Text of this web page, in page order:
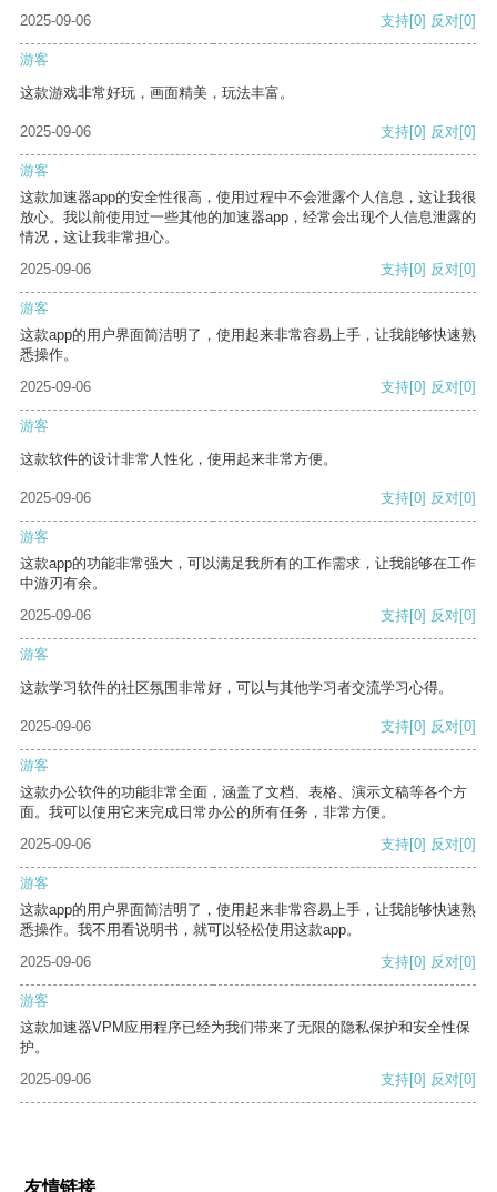
2025-09-06
支持[0] 反对[0]
游客
这款游戏非常好玩，画面精美，玩法丰富。
2025-09-06 支持[0] 反对[0]
游客
这款加速器app的安全性很高，使用过程中不会泄露个人信息，这让我很
放心。我以前使用过一些其他的加速器app，经常会出现个人信息泄露的
情况，这让我非常担心。
2025-09-06
支持[0] 反对[0]
游客
这款app的用户界面简洁明了，使用起来非常容易上手，让我能够快速熟
悉操作。
2025-09-06
支持[0] 反对[0]
游客
这款软件的设计非常人性化，使用起来非常方便。
2025-09-06 支持[0] 反对[0]
游客
这款app的功能非常强大，可以满足我所有的工作需求，让我能够在工作
中游刃有余。
2025-09-06
支持[0] 反对[0]
游客
这款学习软件的社区氛围非常好，可以与其他学习者交流学习心得。
2025-09-06 支持[0] 反对[0]
游客
这款办公软件的功能非常全面，涵盖了文档、表格、演示文稿等各个方
面。我可以使用它来完成日常办公的所有任务，非常方便。
2025-09-06
支持[0] 反对[0]
游客
这款app的用户界面简洁明了，使用起来非常容易上手，让我能够快速熟
悉操作。我不用看说明书，就可以轻松使用这款app。
2025-09-06
支持[0] 反对[0]
游客
这款加速器VPM应用程序已经为我们带来了无限的隐私保护和安全性保
护。
2025-09-06
支持[0] 反对[0]
友情链接